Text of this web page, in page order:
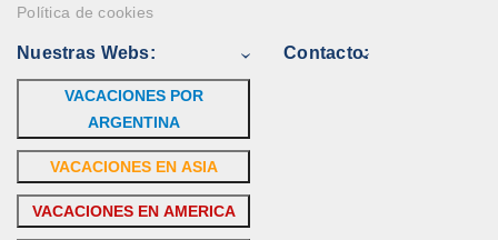
Política de cookies
Nuestras Webs:
VACACIONES POR
ARGENTINA
VACACIONES EN ASIA
VACACIONES EN AMERICA
Contacto: